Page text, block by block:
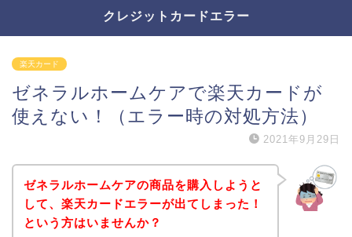
クレジットカードエラー
楽天カード
ゼネラルホームケアで楽天カードが
使えない！（エラー時の対処方法）
2021年9月29日
ゼネラルホームケアの商品を購入しようと
して、楽天カードエラーが出てしまった！
という方はいませんか？